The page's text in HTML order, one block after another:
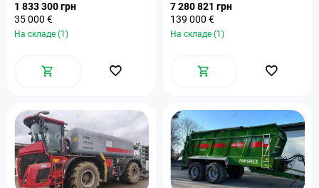
1 833 300 грн
35 000 €
На складе (1)
7 280 821 грн
139 000 €
На складе (1)